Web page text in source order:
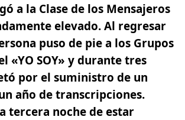
a la Clase de los Mensajeros
elevado. Al regresar
puso de pie a los Grupos
«YO SOY» y durante tres
por el suministro de un
año de transcripciones.
tercera noche de estar